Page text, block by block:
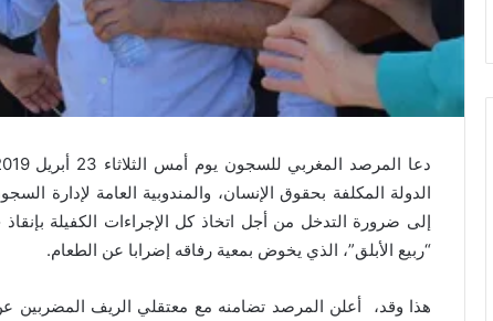
الدولة المكلفة بحقوق الإنسان، والمندوبية العامة لإدارة
إلى ضرورة التدخل من أجل اتخاذ كل الإجراءات الكفيلة
“ربيع الأبلق”، الذي يخوض بمعية رفاقه إضرابا عن الطعام.
هذا وقد، أعلن المرصد تضامنه مع معتقلي الريف المضربين